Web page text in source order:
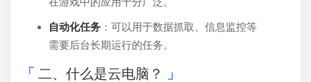
自动化任务 ：可以用于数据抓取、信息监控等
需要后台长期运行的任务。
二、什么是云电脑？